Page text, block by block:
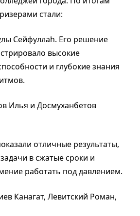
стали:
Сейфуллаһ. Его решение
высокие
и глубокие знания
Илья и Досмуханбетов
отличные результаты,
в сжатые сроки и
работать под давлением.
Канагат, Левитский Роман,